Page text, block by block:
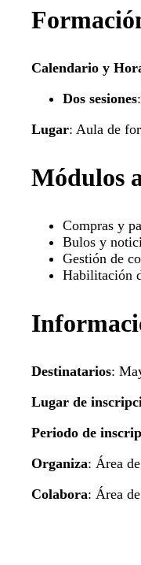
Calendario y
Dos sesiones
Lugar: Aula de
Módulos
Compras y
Bulos y
Gestión de
Habilitación
Destinatarios:
Lugar de
Periodo de
Organiza: Área
Colabora: Área